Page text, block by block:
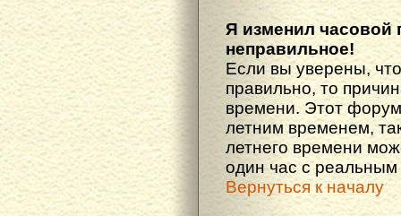
Я изменил часовой
неправильное!
Если вы уверены,
правильно, то
времени. Этот
летним временем,
летнего времени
один час с
Вернуться к началу